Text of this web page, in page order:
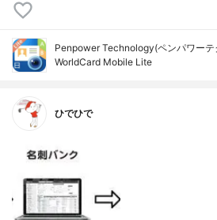
Penpower Technology(ペンパワーテ
WorldCard Mobile Lite
ひでひで